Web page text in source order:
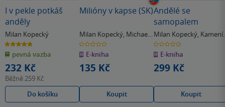
I v pekle potkáš
anděly
Milan Kopecký
4.9
z
5
hvězdiček
pevná vazba
232 Kč
Běžně 259 Kč
Do košíku
Milióny v kapse (SK)
Milan Kopecký Michael
Byrne
0.0
z
5
hvězdiček
E-kniha
135 Kč
Koupit
Andělé se
samopalem
Milan Kopecký
Václav
0.0
z
5
hvězdiček
E-kniha
299 Kč
Koupit